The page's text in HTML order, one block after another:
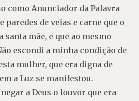
como Anunciador da Palavra
paredes de veias e carne que o
santa mãe, e que ao mesmo
escondi a minha condição de
mulher, que era digna de
a Luz se manifestou.
a Deus o louvor que era